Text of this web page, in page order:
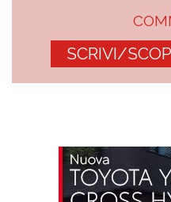
SCRIVI/